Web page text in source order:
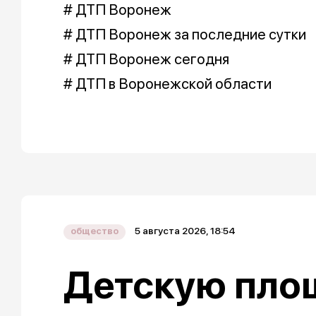
# ДТП Воронеж
# ДТП Воронеж за последние сутки
# ДТП Воронеж сегодня
# ДТП в Воронежской области
общество 5 августа 2026, 18:54
Детскую